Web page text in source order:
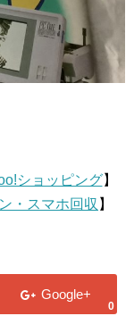
ショッピング】
・スマホ回収 】
0